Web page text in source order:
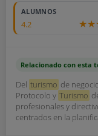
ALUMNOS
4.2
Relacionado con esta
Del turismo de
Protocolo y Turismo
profesionales y
centrados en la